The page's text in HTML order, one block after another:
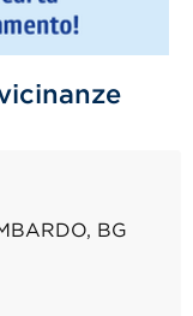
BG